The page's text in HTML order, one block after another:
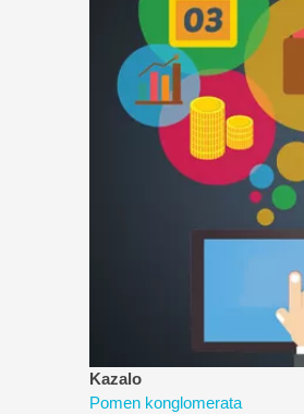
Kazalo
Pomen konglomerata